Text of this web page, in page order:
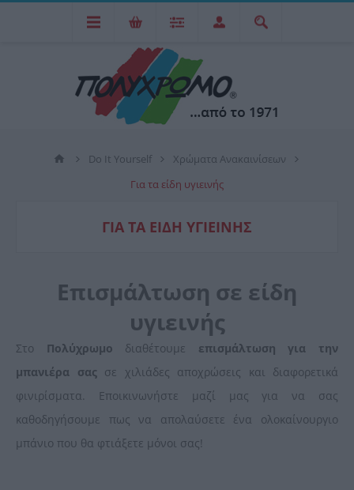
Do It Yourself
Χρώματα Ανακαινίσεων
Για τα είδη υγιεινής
ΓΙΑ ΤΑ ΕΊΔΗ ΥΓΙΕΙΝΉΣ
Επισμάλτωση σε είδη
υγιεινής
Στο Πολύχρωμο διαθέτουμε επισμάλτωση
για την
μπανιέρα σας σε χιλιάδες αποχρώσεις και διαφορετικά
φινιρίσματα. Εποικινωνήστε μαζί μας για να σας
καθοδηγήσουμε πως να απολαύσετε ένα ολοκαίνουργιο
μπάνιο που θα φτιάξετε μόνοι σας!